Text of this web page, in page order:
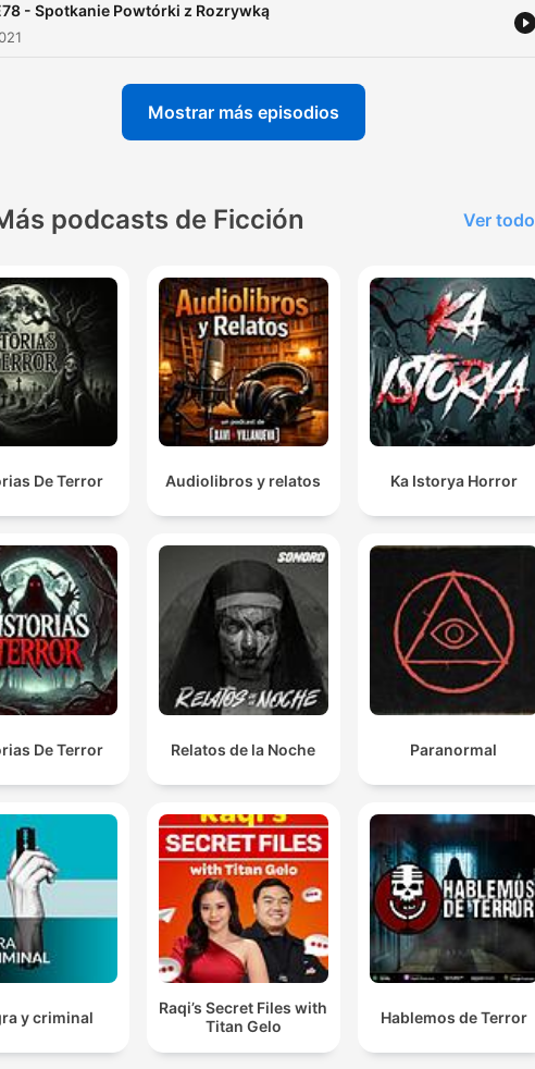
- Spotkanie Powtórki z Rozrywką
Mostrar más episodios
podcasts de Ficción Ver todo
De Terror Audiolibros y relatos Ka Istorya Horror
De Terror Relatos de la Noche Paranormal
y criminal
Raqi’s Secret Files with
Titan Gelo
Hablemos de Terror